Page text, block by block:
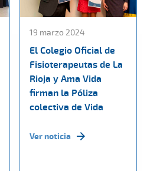
19 marzo 2024
El Colegio Oficial de
Fisioterapeutas de La
Rioja y Ama Vida
firman la Póliza
colectiva de Vida
Ver noticia